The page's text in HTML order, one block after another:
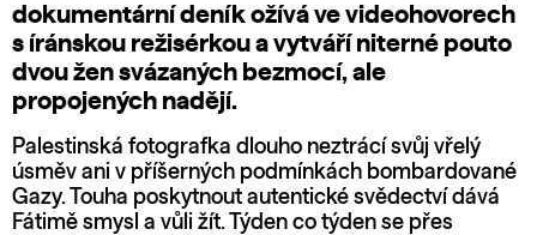
dokumentární deník ožívá ve videohovorech
s íránskou režisérkou a vytváří niterné pouto
dvou žen svázaných bezmocí, ale
propojených nadějí.
Palestinská fotografka dlouho neztrácí svůj vřelý
úsměv ani v příšerných podmínkách bombardované
Gazy. Touha poskytnout autentické svědectví dává
Fátimě smysl a vůli žít. Týden co týden se přes